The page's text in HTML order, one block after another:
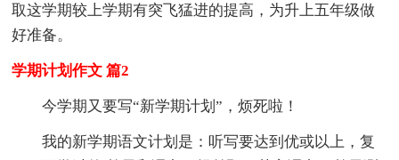
取这学期较上学期有突飞猛进的提高，为升上五年级做
好准备。
学期计划作文 篇2
今学期又要写“新学期计划”，烦死啦！
我的新学期语文计划是：听写要达到优或以上，复